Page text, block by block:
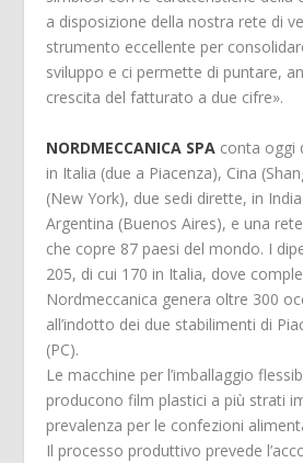
a disposizione della nostra rete di
strumento eccellente per
sviluppo e ci permette di puntare,
crescita del fatturato a due cifre».
NORDMECCANICA SPA conta oggi
in Italia (due a Piacenza), Cina
(New York), due sedi dirette, in
Argentina (Buenos Aires), e una
che copre 87 paesi del mondo. I
205, di cui 170 in Italia, dove
Nordmeccanica genera oltre 300
all’indotto dei due stabilimenti di
(PC).
Le macchine per l’imballaggio
producono film plastici a più strati
prevalenza per le confezioni
Il processo produttivo prevede